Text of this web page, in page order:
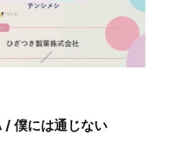
/ 僕には通じない